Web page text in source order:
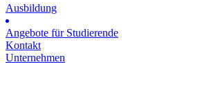
Ausbildung
Angebote für Studierende
Kontakt
Unternehmen